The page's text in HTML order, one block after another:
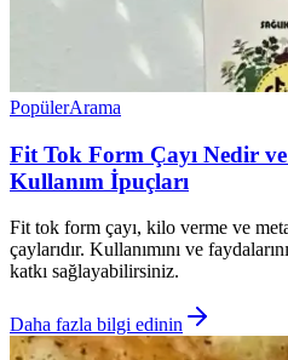
PopülerArama
Fit Tok Form Çayı Nedir ve
Kullanım İpuçları
Fit tok form çayı, kilo verme ve
çaylarıdır. Kullanımını ve
katkı sağlayabilirsiniz.
Daha fazla bilgi edinin